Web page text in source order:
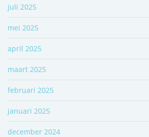
juli 2025
mei 2025
april 2025
maart 2025
februari 2025
januari 2025
december 2024